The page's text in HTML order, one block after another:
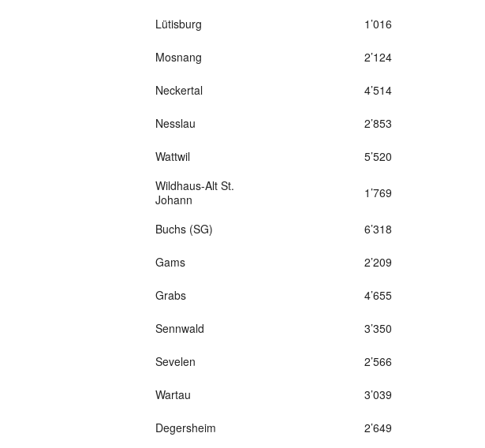
Lütisburg 1’016
Mosnang 2’124
Neckertal 4’514
Nesslau 2’853
Wattwil 5’520
Wildhaus-Alt St.
Johann
1’769
Buchs (SG) 6’318
Gams 2’209
Grabs 4’655
Sennwald 3’350
Sevelen 2’566
Wartau 3’039
Degersheim 2’649